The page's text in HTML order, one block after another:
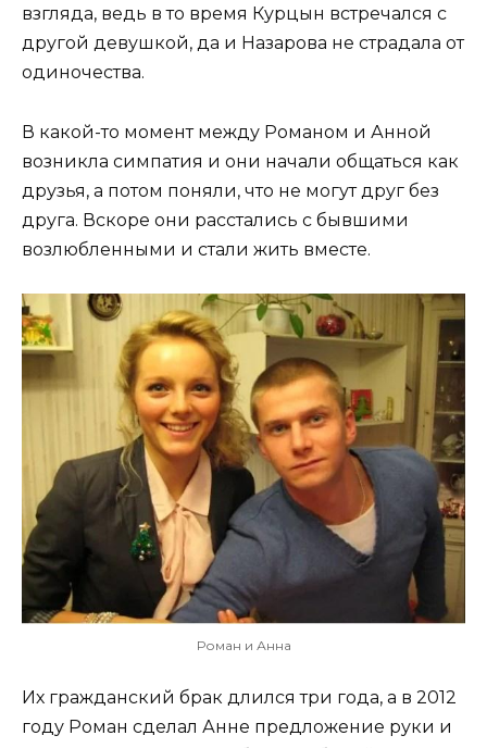
взгляда, ведь в то время Курцын встречался с
другой девушкой, да и Назарова не страдала от
одиночества.
В какой-то момент между Романом и Анной
возникла симпатия и они начали общаться как
друзья, а потом поняли, что не могут друг без
друга. Вскоре они расстались с бывшими
возлюбленными и стали жить вместе.
Роман и Анна
Их гражданский брак длился три года, а в 2012
году Роман сделал Анне предложение руки и